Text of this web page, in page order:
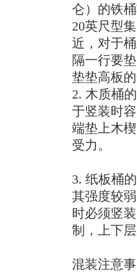
仑）的铁
20英尺型
近，对于
隔一行要
垫垫高板
2. 木质桶
于竖装时
端垫上木
受力。
3. 纸板桶
其强度较
时必须竖
制，上下
混装注意事